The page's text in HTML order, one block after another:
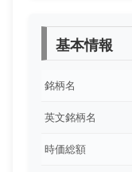
基本情報
銘柄名
英文銘柄名
時価総額